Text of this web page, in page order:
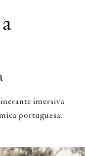
imersiva
portuguesa.